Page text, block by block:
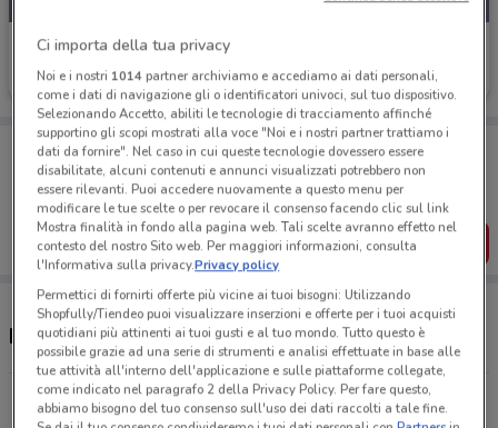
Sephora
Scade il 31/08
Porta DoveConviene sempre con te!
Puoi trovare le migliori offerte dei negozi vicino a te,
salvarle e creare la tua lista del risparmio, comodamente
dal tuo cellulare.
SCARICA L’APP
Negozi Sephora e orari
Via Luigi Einaudi Roncadelle
Ci importa della tua privacy
Noi e i nostri 1014partner archiviamo e accediamo ai dati personali,
come i dati di navigazione gli o identificatori univoci, sul tuo dispositivo.
Selezionando Accetto, abiliti le tecnologie di tracciamento affinché
supportino gli scopi mostrati alla voce "Noi e i nostri partner trattiamo i
dati da fornire". Nel caso in cui queste tecnologie dovessero essere
disabilitate, alcuni contenuti e annunci visualizzati potrebbero non
essere rilevanti. Puoi accedere nuovamente a questo menu per
modificare le tue scelte o per revocare il consenso facendo clic sul link
Mostra finalità in fondo alla pagina web. Tali scelte avranno effetto nel
contesto del nostro Sito web. Per maggiori informazioni, consulta
l'Informativa sulla privacy.Privacy policy
Permettici di fornirti offerte più vicine ai tuoi bisogni: Utilizzando
Shopfully/Tiendeo puoi visualizzare inserzioni e offerte per i tuoi acquisti
quotidiani più attinenti ai tuoi gusti e al tuo mondo. Tutto questo è
possibile grazie ad una serie di strumenti e analisi effettuate in base alle
tue attività all'interno dell'applicazione e sulle piattaforme collegate,
come indicato nel paragrafo 2 della Privacy Policy. Per fare questo,
abbiamo bisogno del tuo consenso sull'uso dei dati raccolti a tale fine.